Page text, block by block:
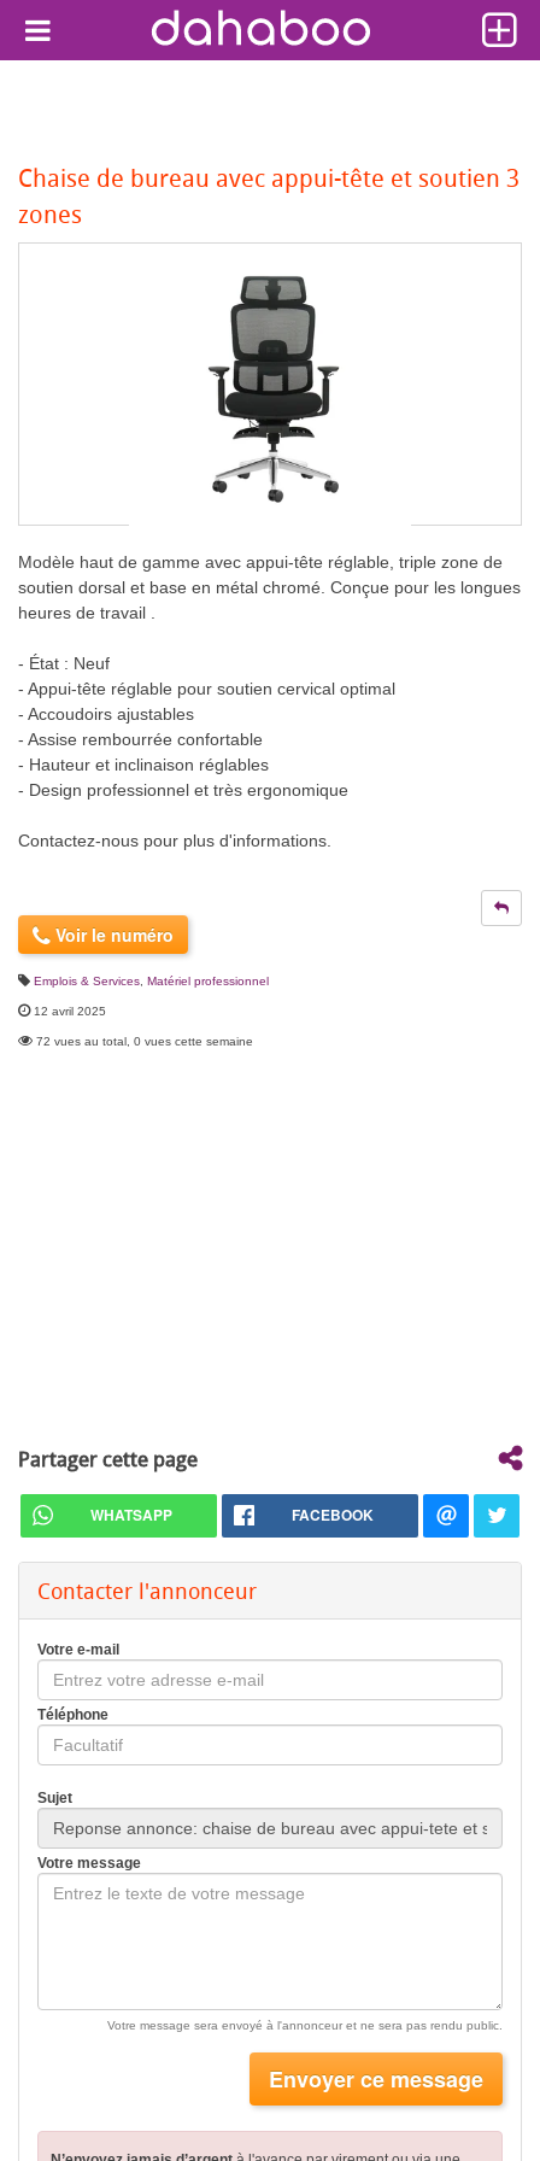
Chaise de bureau avec appui-tête et soutien 3
zones
Modèle haut de gamme avec appui-tête réglable, triple zone de
soutien dorsal et base en métal chromé. Conçue pour les longues
heures de travail .
- État : Neuf
- Appui-tête réglable pour soutien cervical optimal
- Accoudoirs ajustables
- Assise rembourrée confortable
- Hauteur et inclinaison réglables
- Design professionnel et très ergonomique
Contactez-nous pour plus d'informations.
Voir le numéro
Emplois & Services Matériel professionnel
12 avril 2025
72 vues au total, 0 vues cette semaine
Partager cette page
WHATSAPP FACEBOOK
Contacter l'annonceur
Votre e-mail
Téléphone
Sujet
Votre message
Votre message sera envoyé à l'annonceur et ne sera pas rendu public.
Envoyer ce message